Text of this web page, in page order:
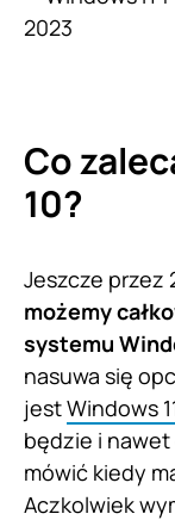
2023
Co
10?
Jeszcze przez
możemy
systemu
nasuwa się
jestWindows
będzie i
mówić kiedy
Aczkolwiek